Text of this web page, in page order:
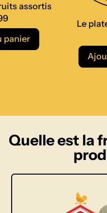
assortis
Le
Prix normal
Quelle est la